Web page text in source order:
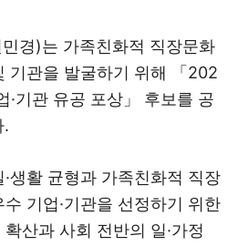
경)는 가족친화적 직장문화
기관을 발굴하기 위해 「202
·기관 유공 포상」 후보를 공
.
생활 균형과 가족친화적 직장
기업·기관을 선정하기 위한
산과 사회 전반의 일·가정